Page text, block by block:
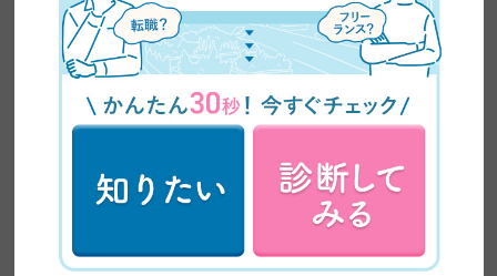
卒業生実績インタビュー